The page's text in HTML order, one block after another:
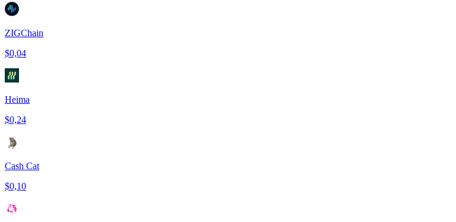
ZIGChain
$0,04
Heima
$0,24
Cash Cat
$0,10